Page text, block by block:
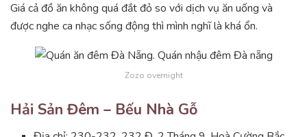
Giá cả đồ ăn không quá đắt đỏ so với dịch vụ ăn uống và
được nghe ca nhạc sống động thì mình nghĩ là khá ổn.
Zozo overnight
Hải Sản Đêm – Bếu Nhà Gỗ